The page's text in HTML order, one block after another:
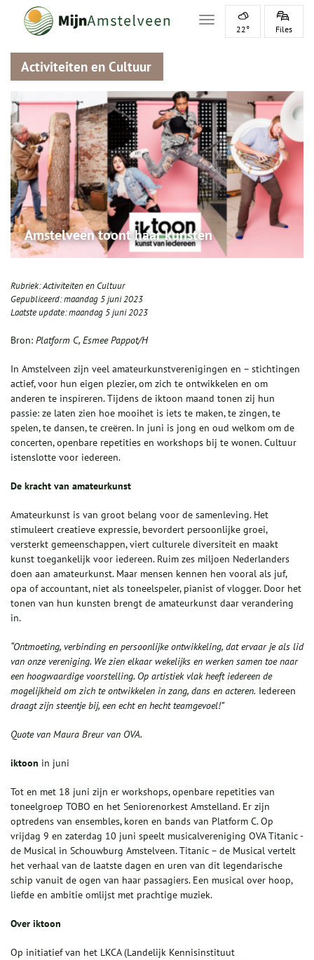
Toggle navigation
22° Files
Activiteiten en Cultuur
Amstelveen toont haar kunsten
Rubriek:Activiteiten en Cultuur
Gepubliceerd:maandag 5 juni 2023
Laatste update:maandag 5 juni 2023
Bron: Platform C, Esmee Pappot/H
In Amstelveen zijn veel amateurkunstverenigingen en – stichtingen
actief, voor hun eigen plezier, om zich te ontwikkelen en om
anderen te inspireren. Tijdens de iktoon maand tonen zij hun
passie: ze laten zien hoe mooihet is iets te maken, te zingen, te
spelen, te dansen, te creëren. In juni is jong en oud welkom om de
concerten, openbare repetities en workshops bij te wonen. Cultuur
istenslotte voor iedereen.
De kracht van amateurkunst
Amateurkunst is van groot belang voor de samenleving. Het
stimuleert creatieve expressie, bevordert persoonlijke groei,
versterkt gemeenschappen, viert culturele diversiteit en maakt
kunst toegankelijk voor iedereen. Ruim zes miljoen Nederlanders
doen aan amateurkunst. Maar mensen kennen hen vooral als juf,
opa of accountant, niet als toneelspeler, pianist of vlogger. Door het
tonen van hun kunsten brengt de amateurkunst daar verandering
in.
“Ontmoeting, verbinding en persoonlijke ontwikkeling, dat ervaar je als lid
van onze vereniging. We zien elkaar wekelijks en werken samen toe naar
een hoogwaardige voorstelling. Op artistiek vlakheeft iedereen de
mogelijkheid om zich te ontwikkelen in zang, dans en acteren. Iedereen
draagtzijn steentje bij, een echt en hecht teamgevoel!”
Quote van Maura Breur van OVA.
iktoon in juni
Tot en met 18 juni zijn er workshops, openbare repetities van
toneelgroep TOBO en het Seniorenorkest Amstelland. Er zijn
optredens van ensembles, koren en bands van Platform C. Op
vrijdag 9 en zaterdag 10 juni speelt musicalvereniging OVA Titanic -
de Musical in Schouwburg Amstelveen. Titanic – de Musical vertelt
het verhaal van de laatste dagen en uren van dit legendarische
schip vanuit de ogen van haar passagiers. Een musical over hoop,
liefde en ambitie omlijst met prachtige muziek.
Over iktoon
Op initiatief van het LKCA (Landelijk Kennisinstituut